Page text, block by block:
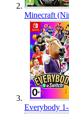
Minecraft
Everybody